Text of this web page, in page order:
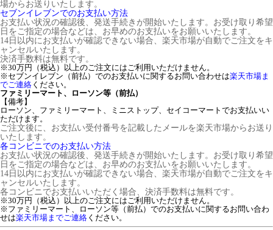
場からお送りいたします。
セブンイレブンでのお支払い方法
お支払い状況の確認後、発送手続きが開始いたします。お受け取り希望
日をご指定の場合などは、お早めのお支払いをお願いいたします。
14日以内にお支払いが確認できない場合、楽天市場が自動でご注文をキ
ャンセルいたします。
決済手数料は無料です。
※30万円（税込）以上のご注文にはご利用いただけません。
※セブンイレブン（前払）でのお支払いに関するお問い合わせは楽天市場ま
でご連絡 ください。
ファミリーマート、ローソン等（前払）
【備考】
ローソン、ファミリーマート、ミニストップ、セイコーマートでお支払いい
ただけます。
ご注文後に、お支払い受付番号を記載したメールを楽天市場からお送り
いたします。
各コンビニでのお支払い方法
お支払い状況の確認後、発送手続きが開始いたします。お受け取り希望
日をご指定の場合などは、お早めのお支払いをお願いいたします。
14日以内にお支払いが確認できない場合、楽天市場が自動でご注文をキ
ャンセルいたします。
各コンビニでお支払いいただく場合、決済手数料は無料です。
※30万円（税込）以上のご注文にはご利用いただけません。
※ファミリーマート、ローソン等（前払）でのお支払いに関するお問い合わ
せは楽天市場までご連絡 ください。